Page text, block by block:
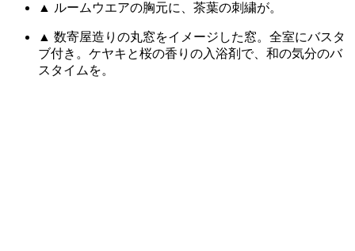
▲ ルームウエアの胸元に、茶葉の刺繍が。
▲ 数寄屋造りの丸窓をイメージした窓。全室にバスタ
ブ付き。ケヤキと桜の香りの入浴剤で、和の気分のバ
スタイムを。